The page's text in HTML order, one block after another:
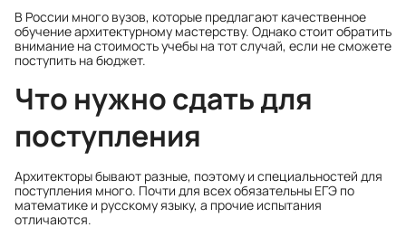
В России много вузов, которые предлагают качественное
обучение архитектурному мастерству. Однако стоит обратить
внимание на стоимость учебы на тот случай, если не сможете
поступить на бюджет.
Что нужно сдать для
поступления
Архитекторы бывают разные, поэтому и специальностей для
поступления много. Почти для всех обязательны ЕГЭ по
математике и русскому языку, а прочие испытания
отличаются.